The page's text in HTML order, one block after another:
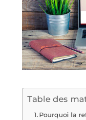
Table des
Pourquoi la